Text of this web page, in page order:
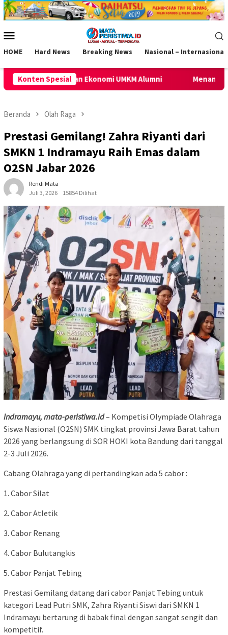
Loncat
ke
Mobile
HOME Hard News Breaking News Nasional – Internasional
Konten Spesial
UMKM Alumni Menanti Amunisi Tambahan Persib,
Beranda Olah Raga
Prestasi Gemilang! Zahra Riyanti dari
SMKN 1 Indramayu Raih Emas dalam
O2SN Jabar 2026
Rendi Mata
Juli 3, 2026
15854 Dilihat
Indramayu, mata-peristiwa.id– Kompetisi Olympiade Olahraga
Siswa Nasional (O2SN) SMK tingkat provinsi Jawa Barat tahun
2026 yang berlangsung di SOR HOKI kota Bandung dari tanggal
2-3 Juli 2026.
Cabang Olahraga yang di pertandingkan ada 5 cabor :
1. Cabor Silat
2. Cabor Atletik
3. Cabor Renang
4. Cabor Bulutangkis
5. Cabor Panjat Tebing
Prestasi Gemilang datang dari cabor Panjat Tebing untuk
kategori Lead Putri SMK, Zahra Riyanti Siswi dari SMKN 1
Indramayu bertarung di babak final dengan sangat sengit dan
kompetitif.